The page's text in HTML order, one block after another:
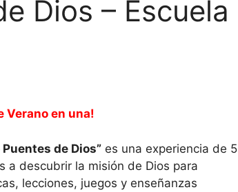
Dios – Escuela
Verano en una!
de Dios” es una experiencia de 5
a descubrir la misión de Dios para
lecciones, juegos y enseñanzas